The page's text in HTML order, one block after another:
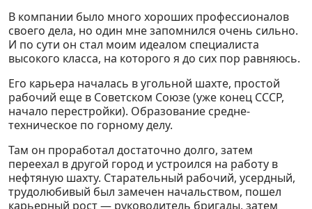
В компании было много хороших профессионалов
своего дела, но один мне запомнился очень сильно.
И по сути он стал моим идеалом специалиста
высокого класса, на которого я до сих пор равняюсь.
Его карьера началась в угольной шахте, простой
рабочий еще в Советском Союзе (уже конец СССР,
начало перестройки). Образование средне-
техническое по горному делу.
Там он проработал достаточно долго, затем
переехал в другой город и устроился на работу в
нефтяную шахту. Старательный рабочий, усердный,
трудолюбивый был замечен начальством, пошел
карьерный рост — руководитель бригады, затем